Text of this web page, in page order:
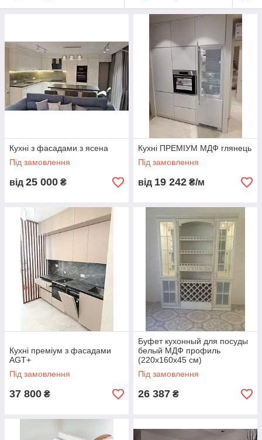
Кухні з фасадами з ясена
Під замовлення
від 25 000 ₴
Кухні ПРЕМІУМ МДФ глянець
Під замовлення
від 19 242 ₴/м
Кухні преміум з фасадами
AGT+
Під замовлення
37 800 ₴
Буфет кухонный для посуды
белый МДФ профиль
(220х160х45 см)
Під замовлення
26 387 ₴